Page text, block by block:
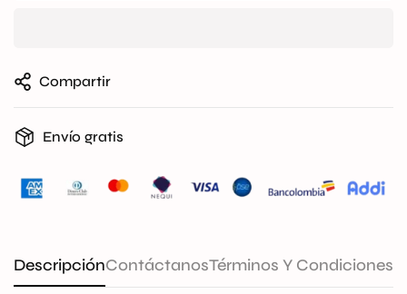
Compartir
Envío gratis
DescripciónContáctanosTérminos Y Condiciones